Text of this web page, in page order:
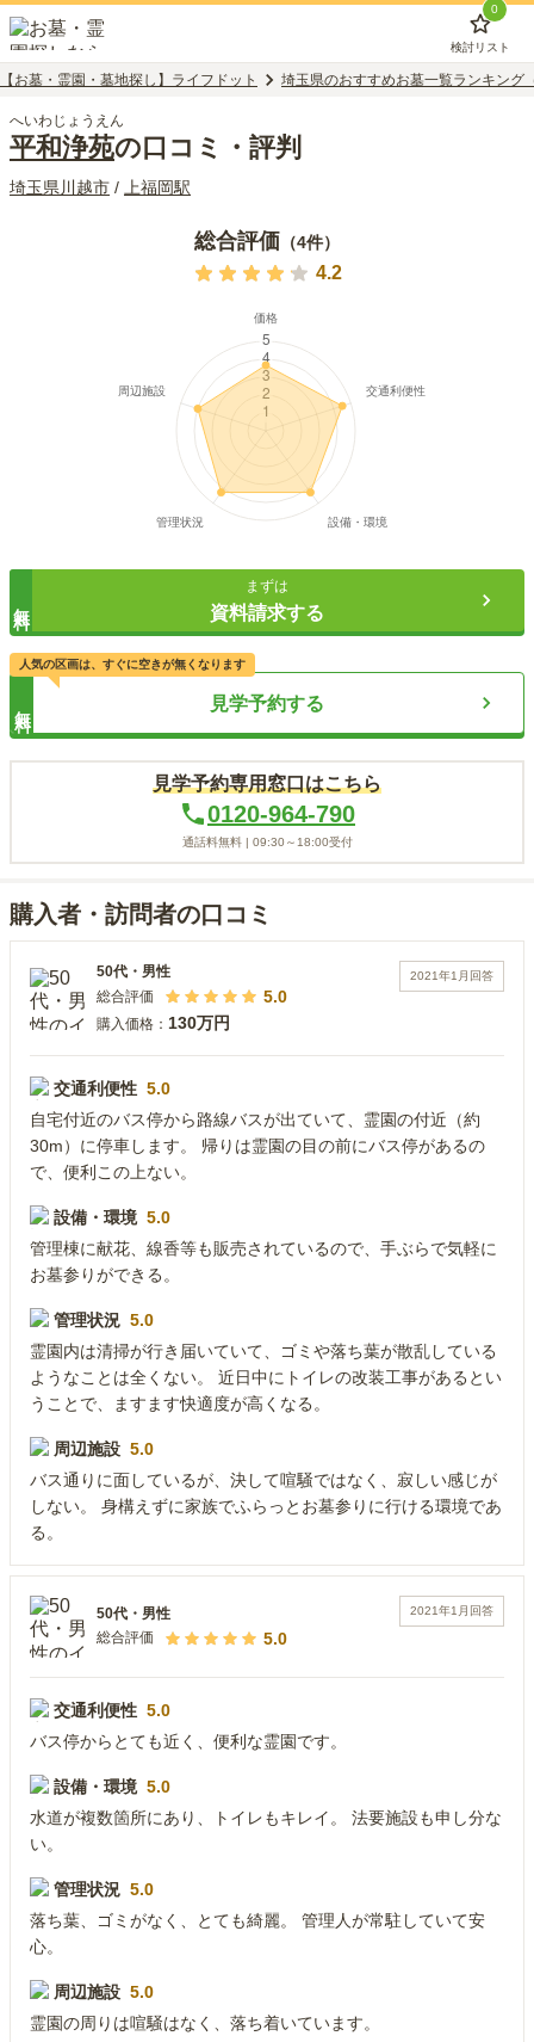
0
検討リスト
【お墓・霊園・墓地探し】ライフドット 埼玉県のおすすめお墓一覧ランキング
へいわじょうえん
平和浄苑の口コミ・評判
埼玉県 川越市 / 上福岡駅
総合評価 （4件）
4.2
まずは
資料請求する
見学予約する
人気の区画は、すぐに空きが無くなります
見学予約専用窓口はこちら
0120-964-790
通話料無料 | 09:30～18:00受付
購入者・訪問者の口コミ
2021年1月 回答
50代 ・ 男性
総合評価
5.0
購入価格： 130万円
交通利便性 5.0
自宅付近のバス停から路線バスが出ていて、霊園の付近（約
30m）に停車します。 帰りは霊園の目の前にバス停があるの
で、便利この上ない。
設備・環境 5.0
管理棟に献花、線香等も販売されているので、手ぶらで気軽に
お墓参りができる。
管理状況 5.0
霊園内は清掃が行き届いていて、ゴミや落ち葉が散乱している
ようなことは全くない。 近日中にトイレの改装工事があるとい
うことで、ますます快適度が高くなる。
周辺施設 5.0
バス通りに面しているが、決して喧騒ではなく、寂しい感じが
しない。 身構えずに家族でふらっとお墓参りに行ける環境であ
る。
2021年1月 回答
50代 ・ 男性
総合評価
5.0
交通利便性 5.0
バス停からとても近く、便利な霊園です。
設備・環境 5.0
水道が複数箇所にあり、トイレもキレイ。 法要施設も申し分な
い。
管理状況 5.0
落ち葉、ゴミがなく、とても綺麗。 管理人が常駐していて安
心。
周辺施設 5.0
霊園の周りは喧騒はなく、落ち着いています。